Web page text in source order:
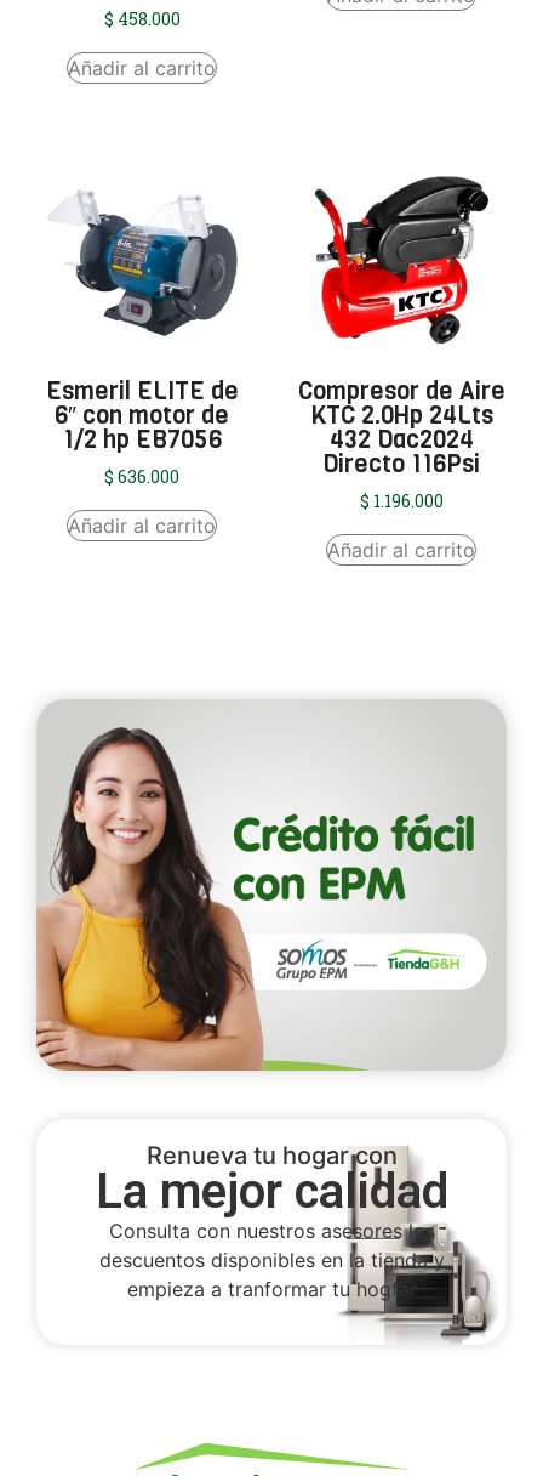
$ 458.000
Añadir al carrito
Esmeril ELITE de
6″ con motor de
1/2 hp EB7056
$ 636.000
Añadir al carrito
Compresor de Aire
KTC 2.0Hp 24Lts
432 Dac2024
Directo 116Psi
$ 1.196.000
Añadir al carrito
Renueva tu hogar con
La mejor calidad
Consulta con nuestros asesores los
descuentos disponibles en la tienda y
empieza a tranformar tu hogfar